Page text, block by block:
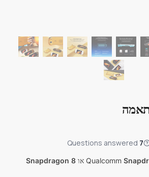
או Snapdragon 8